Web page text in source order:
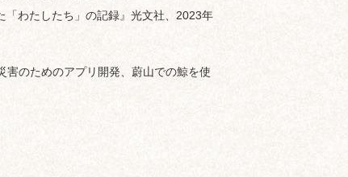
わたしたち」の記録』光文社、2023年
害のためのアプリ開発、蔚山での鯨を使